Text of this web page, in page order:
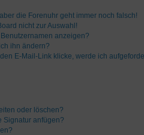
die Forenuhr geht immer noch falsch!
nicht zur Auswahl!
anzeigen?
ihn ändern?
E-Mail-Link klicke, werde ich
oder löschen?
Signatur anfügen?